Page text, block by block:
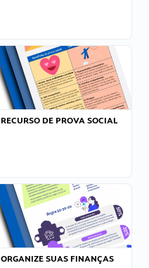
RECURSO DE PROVA SOCIAL
ORGANIZE SUAS FINANÇAS